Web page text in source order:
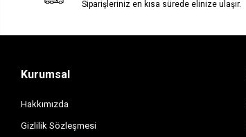
Siparişleriniz en kısa sürede elinize ulaşır.
Kurumsal
Hakkımızda
Gizlilik Sözleşmesi